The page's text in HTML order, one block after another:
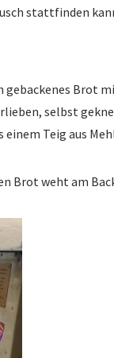
stattfinden
gebackenes Brot
selbst
Teig aus
Brot weht am